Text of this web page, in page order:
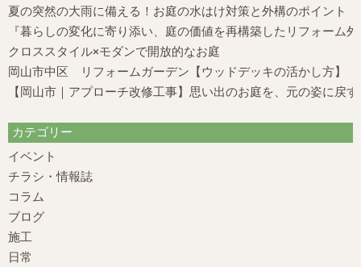
夏の突然の大雨に備える！お庭の水はけ対策と外構のポイント
『暮らしの変化に寄り添い、庭の価値を再構築したリフォーム
クロススタイル×モダンで開放的なお庭
岡山市中区 リフォームガーデン【ウッドデッキの活かし方】
【岡山市｜アプローチ改修工事】思い出のお庭を、元の姿に戻
カテゴリー
イベント
チラシ・情報誌
コラム
ブログ
施工
日常